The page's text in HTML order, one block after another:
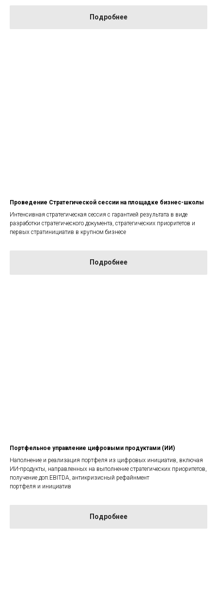
Подробнее
Проведение Стратегической сессии на площадке бизнес-школы
Интенсивная стратегическая сессия с гарантией результата в виде
разработки стратегического документа, стратегических приоритетов и
первых стратинициатив в крупном бизнесе
Подробнее
Портфельное управление цифровыми продуктами (ИИ)
Наполнение и реализация портфеля из цифровых инициатив, включая
ИИ-продукты, направленных на выполнение стратегических приоритетов,
получение доп.EBITDA, антикризисный рефайнмент
портфеля и инициатив
Подробнее